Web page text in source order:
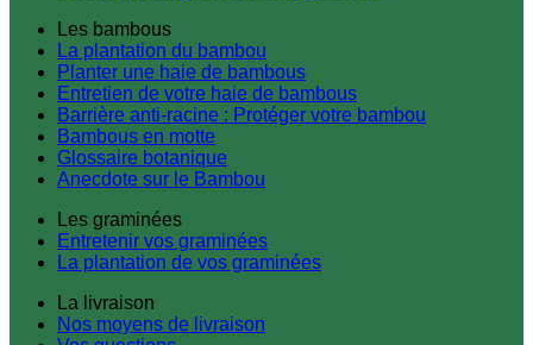
Les bambous
La plantation du bambou
Planter une haie de bambous
Entretien de votre haie de bambous
Barrière anti-racine : Protéger votre bambou
Bambous en motte
Glossaire botanique
Anecdote sur le Bambou
Les graminées
Entretenir vos graminées
La plantation de vos graminées
La livraison
Nos moyens de livraison